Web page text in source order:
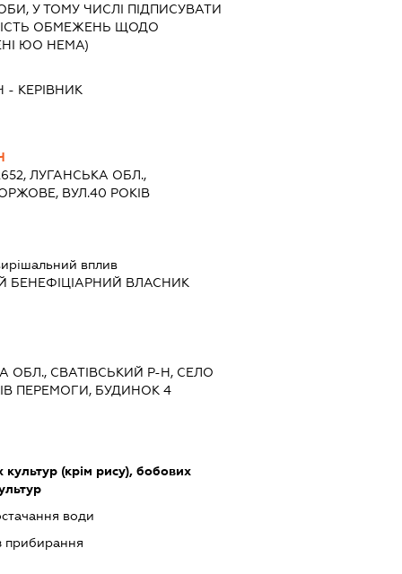
У ТОМУ ЧИСЛІ ПІДПИСУВАТИ
ОБМЕЖЕНЬ ЩОДО
ЮО НЕМА)
- КЕРІВНИК
ЛУГАНСЬКА ОБЛ.,
ВУЛ.40 РОКІВ
вплив
БЕНЕФІЦІАРНИЙ ВЛАСНИК
ОБЛ., СВАТІВСЬКИЙ Р-Н, СЕЛО
ПЕРЕМОГИ, БУДИНОК 4
(крім рису), бобових
води
прибирання